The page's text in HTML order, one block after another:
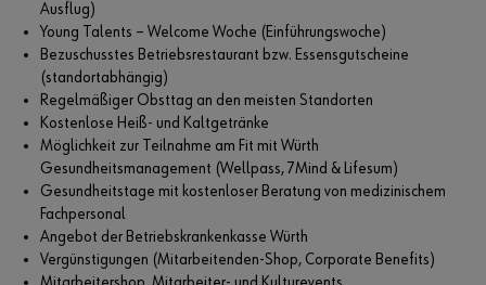
Ausflug)
Young Talents – Welcome Woche (Einführungswoche)
Bezuschusstes Betriebsrestaurant bzw. Essensgutscheine
(standortabhängig)
Regelmäßiger Obsttag an den meisten Standorten
Kostenlose Heiß- und Kaltgetränke
Möglichkeit zur Teilnahme am Fit mit Würth
Gesundheitsmanagement (Wellpass, 7Mind & Lifesum)
Gesundheitstage mit kostenloser Beratung von medizinischem
Fachpersonal
Angebot der Betriebskrankenkasse Würth
Vergünstigungen (Mitarbeitenden-Shop, Corporate Benefits)